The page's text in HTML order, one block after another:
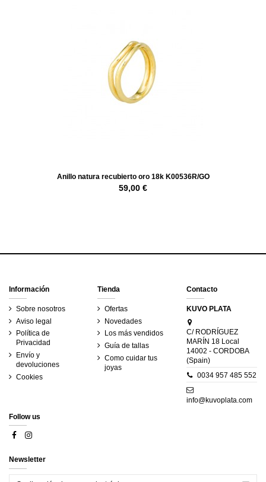
Anillo natura recubierto oro 18k K00536R/GO
59,00 €
Información
Sobre nosotros
Aviso legal
Política de
Privacidad
Envío y
devoluciones
Cookies
Tienda
Ofertas
Novedades
Los más vendidos
Guía de tallas
Como cuidar tus
joyas
Contacto
KUVO PLATA
C/ RODRÍGUEZ
MARÍN 18 Local
14002 - CORDOBA
(Spain)
0034 957 485 552
info@kuvoplata.com
Follow us
Newsletter